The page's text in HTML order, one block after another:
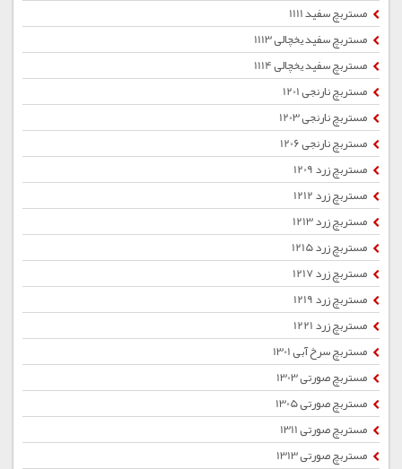
مستربچ سفید 1111
مستربچ سفید یخچالی 1113
مستربچ سفید یخچالی 1114
مستربچ نارنجی 1201
مستربچ نارنجی 1203
مستربچ نارنجی 1206
مستربچ زرد 1209
مستربچ زرد 1212
مستربچ زرد 1213
مستربچ زرد 1215
مستربچ زرد 1217
مستربچ زرد 1219
مستربچ زرد 1221
مستربچ سرخ آبی 1301
مستربچ صورتی 1303
مستربچ صورتی 1305
مستربچ صورتی 1311
مستربچ صورتی 1313